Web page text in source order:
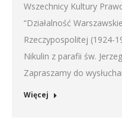
Wszechnicy Kultury
“Działalność
Rzeczypospolitej (1924-
Nikulin z parafii św.
Zapraszamy do
Więcej